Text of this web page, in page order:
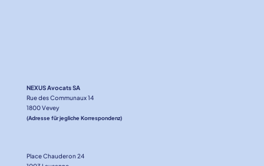
NEXUS Avocats SA
Rue des Communaux 14
1800 Vevey
(Adresse für jegliche Korrespondenz)
Place Chauderon 24